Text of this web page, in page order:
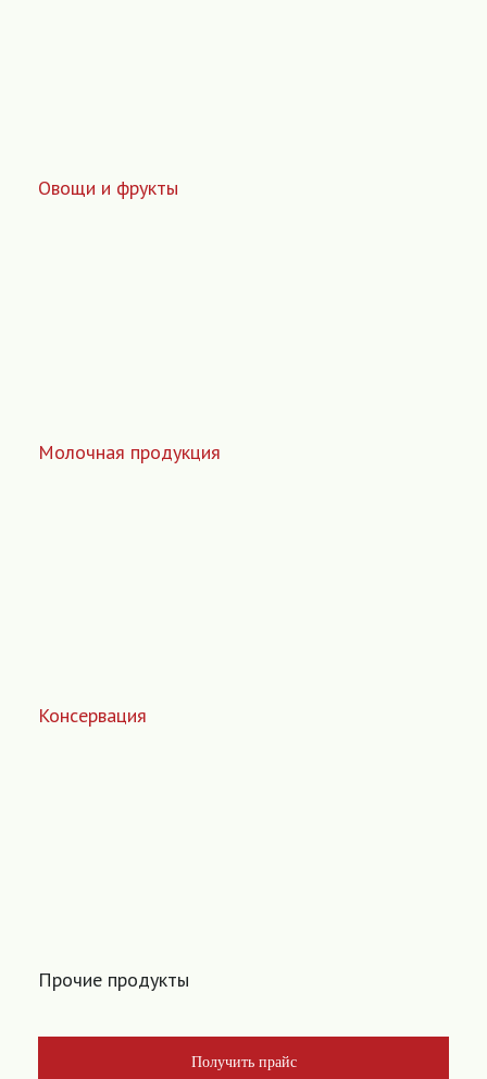
Овощи и фрукты
Молочная продукция
Консервация
Прочие продукты
Получить прайс